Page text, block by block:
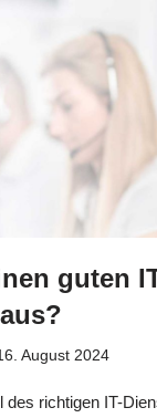
guten
August 2024
des richtigen IT-